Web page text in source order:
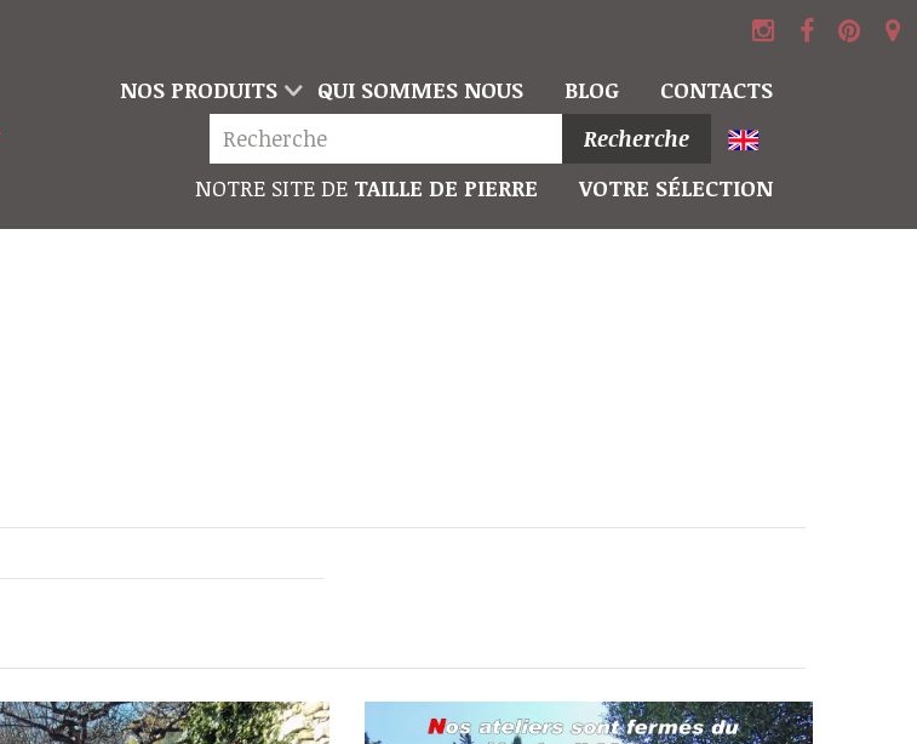
NOS PRODUITS QUI SOMMES NOUS BLOG
CONTACTS
Recherche
NOTRE SITE DE TAILLE DE PIERRE VOTRE SÉLECTION